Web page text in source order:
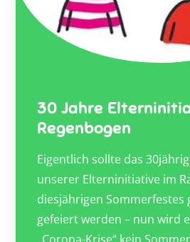
30 Jahre
Regenbogen
Eigentlich sollte das
unserer Elterninitiative im
diesjährigen Sommerfestes
gefeiert werden – nun wird